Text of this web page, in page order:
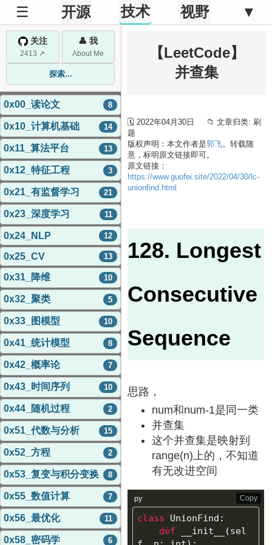
☰ 开源 技术 视野 ▼
关注
2413 ↗
👤 我
About Me
探索...
0x00_读论文 8
0x10_计算机基础 14
0x11_算法平台 13
0x12_特征工程 3
0x21_有监督学习 21
0x23_深度学习 11
0x24_NLP 12
0x25_CV 13
0x31_降维 10
0x32_聚类 5
0x33_图模型 10
0x41_统计模型 8
0x42_概率论 7
0x43_时间序列 10
0x44_随机过程 2
0x51_代数与分析 15
0x52_方程 2
0x53_复变与积分变换 8
0x55_数值计算 7
0x56_最优化 11
0x58_密码学 6
【LeetCode】
并查集
🗓 2022年04月30日 📁 文章归类: 刷
题
版权声明：本文作者是郭飞。转载随
意，标明原文链接即可。
原文链接：
https://www.guofei.site/2022/04/30/lc-
unionfind.html
128. Longest
Consecutive
Sequence
思路，
num和num-1是同一类
并查集
这个并查集是映射到
range(n)上的，不知道
有无改进空间
class UnionFind :
def
__init__ (sel
py Copy